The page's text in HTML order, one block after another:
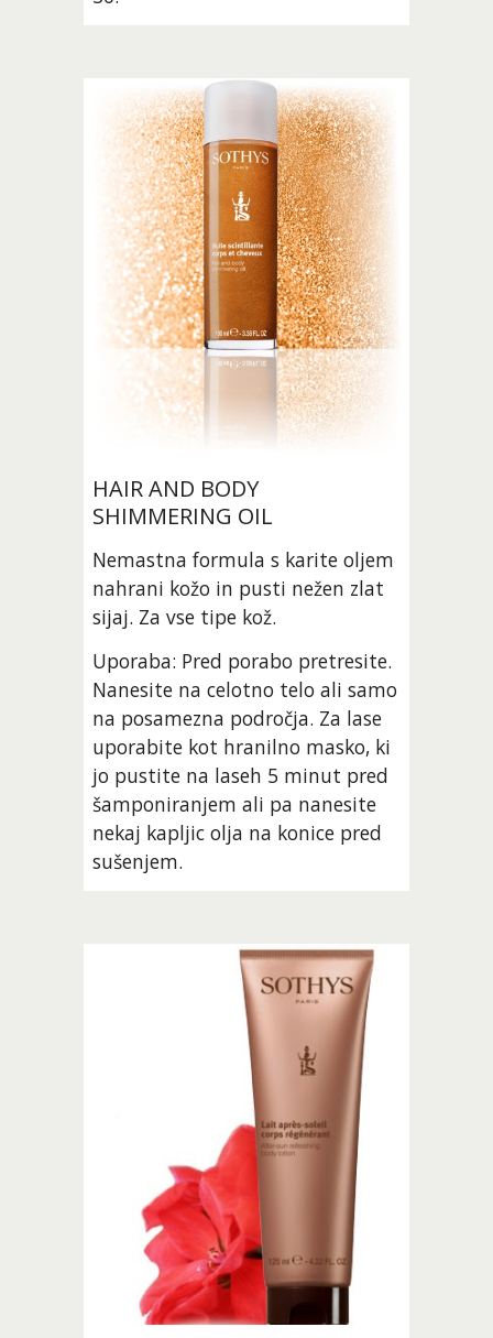
HAIR AND BODY
SHIMMERING OIL
Nemastna formula s karite oljem
nahrani kožo in pusti nežen zlat
sijaj. Za vse tipe kož.
Uporaba: Pred porabo pretresite.
Nanesite na celotno telo ali samo
na posamezna področja. Za lase
uporabite kot hranilno masko, ki
jo pustite na laseh 5 minut pred
šamponiranjem ali pa nanesite
nekaj kapljic olja na konice pred
sušenjem.